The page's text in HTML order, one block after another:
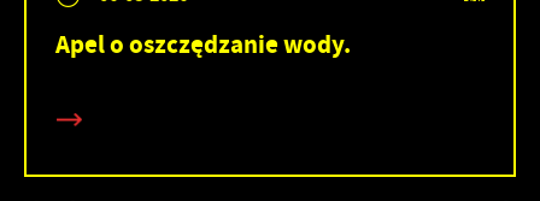
Apel o oszczędzanie wody.